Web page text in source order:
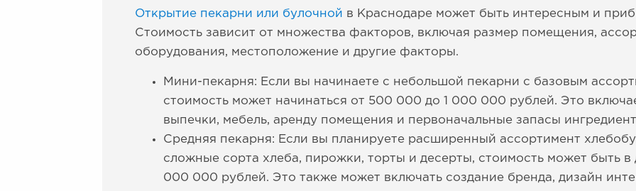
Открытие пекарни или булочной в Краснодаре может быть интересным и
Стоимость зависит от множества факторов, включая размер помещения,
оборудования, местоположение и другие факторы.
Мини-пекарня: Если вы начинаете с небольшой пекарни с базовым
стоимость может начинаться от 500 000 до 1 000 000 рублей. Это
выпечки, мебель, аренду помещения и первоначальные запасы
Средняя пекарня: Если вы планируете расширенный ассортимент
сложные сорта хлеба, пирожки, торты и десерты, стоимость может быть
000 000 рублей. Это также может включать создание бренда, дизайн